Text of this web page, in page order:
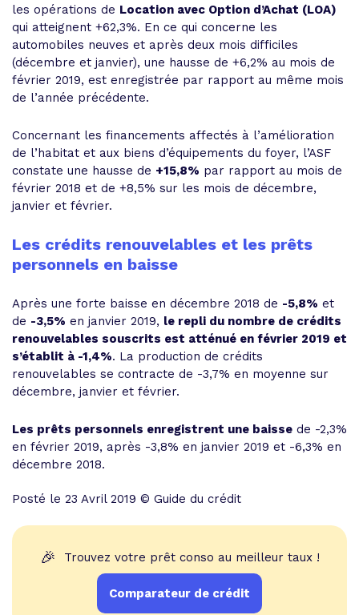
les opérations de Location avec Option d’Achat (LOA)
qui atteignent +62,3%. En ce qui concerne les
automobiles neuves et après deux mois difficiles
(décembre et janvier), une hausse de +6,2% au mois de
février 2019, est enregistrée par rapport au même mois
de l’année précédente.
Concernant les financements affectés à l’amélioration
de l’habitat et aux biens d’équipements du foyer, l’ASF
constate une hausse de +15,8% par rapport au mois de
février 2018 et de +8,5% sur les mois de décembre,
janvier et février.
Les crédits renouvelables et les prêts
personnels en baisse
Après une forte baisse en décembre 2018 de -5,8% et
de -3,5% en janvier 2019, le repli du nombre de crédits
renouvelables souscrits est atténué en février 2019 et
s’établit à -1,4%. La production de crédits
renouvelables se contracte de -3,7% en moyenne sur
décembre, janvier et février.
Les prêts personnels enregistrent une baisse de -2,3%
en février 2019, après -3,8% en janvier 2019 et -6,3% en
décembre 2018.
Posté le 23 Avril 2019 © Guide du crédit
🎉 Trouvez votre prêt conso au meilleur taux !
Comparateur de crédit